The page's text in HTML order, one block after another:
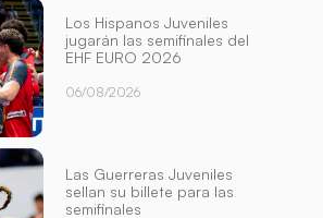
Los Hispanos Juveniles
jugarán las semifinales del
EHF EURO 2026
06/08/2026
Las Guerreras Juveniles
sellan su billete para las
semifinales